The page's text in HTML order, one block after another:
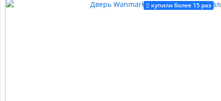
купили более 15 раз